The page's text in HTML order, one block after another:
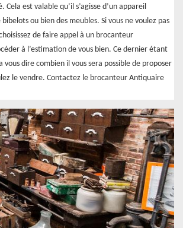
Cela est valable qu’il s’agisse d’un appareil
ou bien des meubles. Si vous ne voulez pas
de faire appel à un brocanteur
à l’estimation de vous bien. Ce dernier étant
vous dire combien il vous sera possible de proposer
le vendre. Contactez le brocanteur Antiquaire